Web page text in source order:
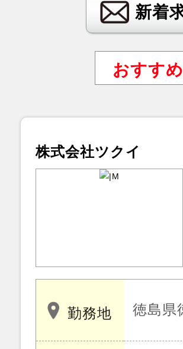
新着
おすす
株式会社ツクイ
勤務地 徳島県